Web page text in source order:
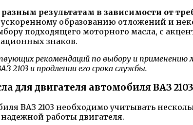
результатам в зависимости от
образованию отложений и
подходящего моторного масла, с
знаков.
рекомендаций по выбору и применению
2103 и продлении его срока службы.
для двигателя автомобиля ВАЗ 2103
ВАЗ 2103 необходимо учитывать
работы двигателя.